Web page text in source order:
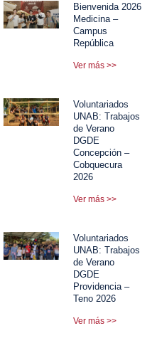
Bienvenida 2026
Medicina –
Campus
República
Ver más >>
Voluntariados
UNAB: Trabajos
de Verano
DGDE
Concepción –
Cobquecura
2026
Ver más >>
Voluntariados
UNAB: Trabajos
de Verano
DGDE
Providencia –
Teno 2026
Ver más >>